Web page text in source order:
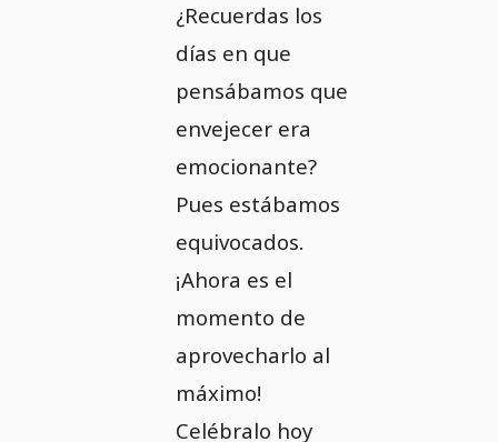
¿Recuerdas los
días en que
pensábamos que
envejecer era
emocionante?
Pues estábamos
equivocados.
¡Ahora es el
momento de
aprovecharlo al
máximo!
Celébralo hoy